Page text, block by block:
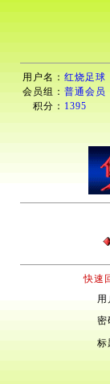
用户名： 红烧足球
会员组： 普通会员
积分： 1395
快速
用
密
标